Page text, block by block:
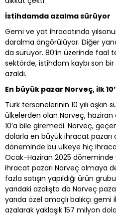
İstihdamda azalma sürüyor
Gemi ve yat ihracatında
daralma öngörülüyor. Diğer
da sürüyor. 80’in üzerinde faal
sektörde, istihdam kaybı son bir
azaldı.
En büyük pazar Norveç, ilk
Türk tersanelerinin 10 yılı aşkın
ülkelerden olan Norveç,
10’a bile giremedi. Norveç,
dolarla en büyük ihracat pazarı
döneminde bu ülkeye hiç
Ocak-Haziran 2025
ihracat pazarı Norveç olmaya
fazla satışın yapıldığı ürün
yarıdaki azalışta da Norveç
yarıda özel amaçlı balıkçı gemi
azalarak yaklaşık 157 milyon